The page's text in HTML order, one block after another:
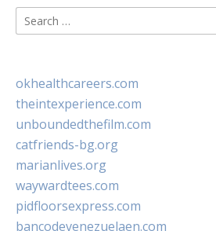
Search
for:
okhealthcareers.com
theintexperience.com
unboundedthefilm.com
catfriends-bg.org
marianlives.org
waywardtees.com
pidfloorsexpress.com
bancodevenezuelaen.com